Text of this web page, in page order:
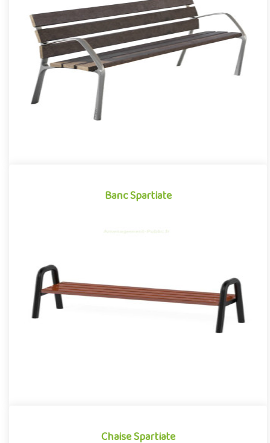
Banc NeoBarcino Eco
Mobilier urbain conçu en plastique recyclé, le banc NeoBarcino
Eco se démarque par sa conception novatrice associant avec
réu..
Offre partenaire
Banc Spartiate
Mobilier urbain pour aménagement public extérieur, le banc de
ville Spartiate se démarque par son design contemporain
associa..
Chaise Spartiate